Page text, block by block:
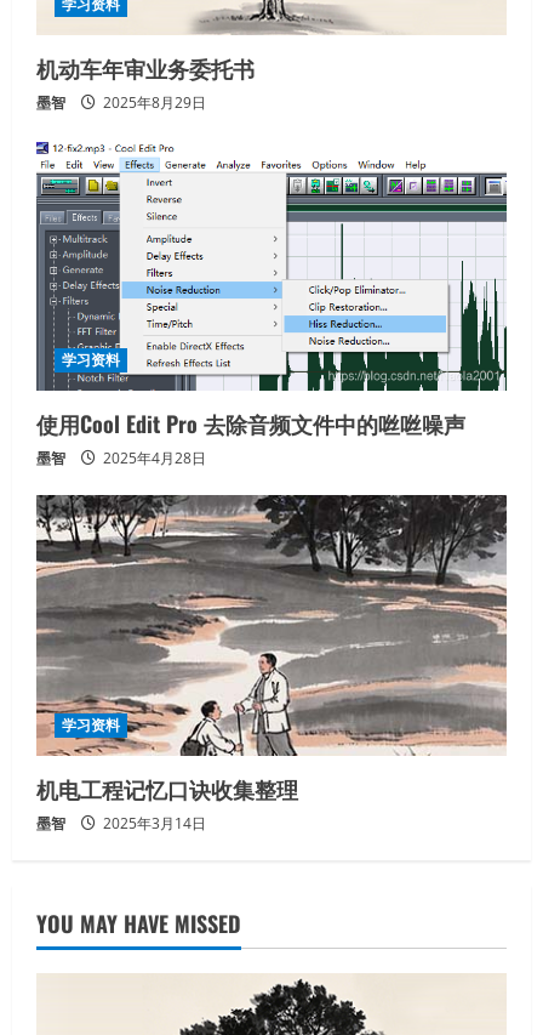
d
i
n
g
学习资料
机动车年审业务委托书
墨智 2025年8月29日
学习资料
使用Cool Edit Pro 去除音频文件中的咝咝噪声
墨智 2025年4月28日
学习资料
机电工程记忆口诀收集整理
墨智 2025年3月14日
YOU MAY HAVE MISSED